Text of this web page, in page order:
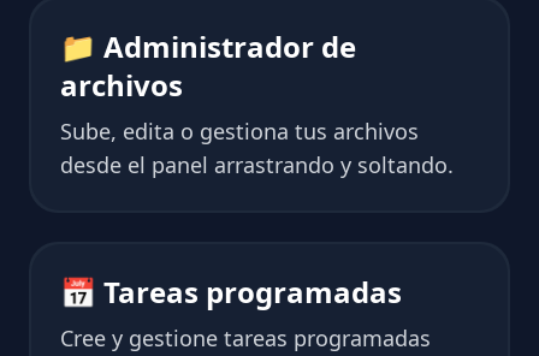
📁 Administrador de
archivos
Sube, edita o gestiona tus archivos
desde el panel arrastrando y soltando.
📅 Tareas programadas
Cree y gestione tareas programadas